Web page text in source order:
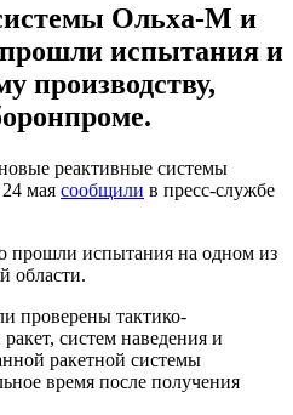
Ольха-М и
испытания и
производству,
реактивные системы
мая сообщили в пресс-службе
прошли испытания на одном из
области.
проверены тактико-
систем наведения и
ракетной системы
время после получения